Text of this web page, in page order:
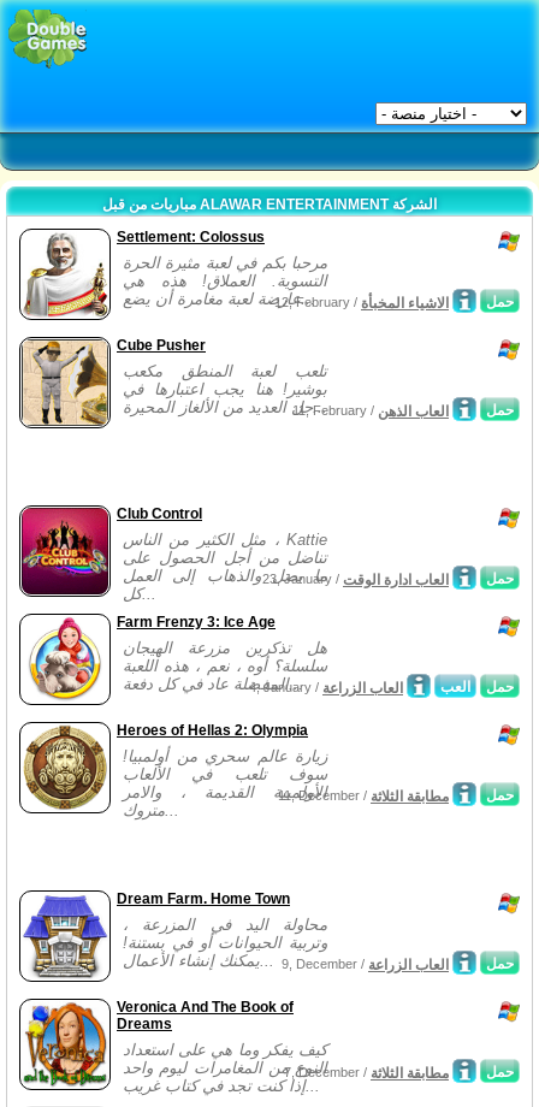
مباريات من قبل ALAWAR ENTERTAINMENT الشركة
Settlement: Colossus
مرحبا بكم في لعبة مثيرة الحرة
التسوية. العملاق! هذه هي
عارضة لعبة مغامرة أن يضع...
حمل 12, February / الاشياء المخبأة
Cube Pusher
تلعب لعبة المنطق مكعب
بوشير! هنا يجب اعتبارها في
حل العديد من الألغاز المحيرة...
حمل 11, February / العاب الذهن
Club Control
مثل الكثير من الناس ، Kattie
تناضل من أجل الحصول على
ما يصل والذهاب إلى العمل
كل...
حمل 23, January / العاب ادارة الوقت
Farm Frenzy 3: Ice Age
هل تذكرين مزرعة الهيجان
سلسلة؟ أوه ، نعم ، هذه اللعبة
المفضلة عاد في كل دفعة...
حمل العب 4, January / العاب الزراعة
Heroes of Hellas 2: Olympia
زيارة عالم سحري من أولمبيا!
سوف تلعب في الألعاب
الأولمبية القديمة ، والامر
متروك...
حمل 11, December / مطابقة الثلاثة
Dream Farm. Home Town
محاولة اليد في المزرعة ،
وتربية الحيوانات أو في بستنة!
يمكنك إنشاء الأعمال...
حمل 9, December / العاب الزراعة
Veronica And The Book of
Dreams
كيف يفكر وما هي على استعداد
النوع من المغامرات ليوم واحد
إذا كنت تجد في كتاب غريب...
حمل 7, December / مطابقة الثلاثة